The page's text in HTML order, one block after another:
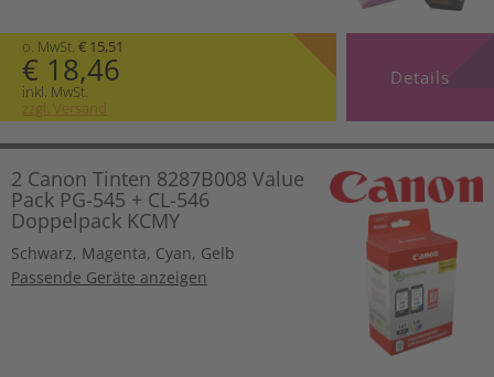
o. MwSt. € 15,51
€ 18,46
inkl. MwSt.
zzgl. Versand
Details
2 Canon Tinten 8287B008 Value
Pack PG-545 + CL-546
Doppelpack KCMY
Schwarz, Magenta, Cyan, Gelb
Passende Geräte anzeigen